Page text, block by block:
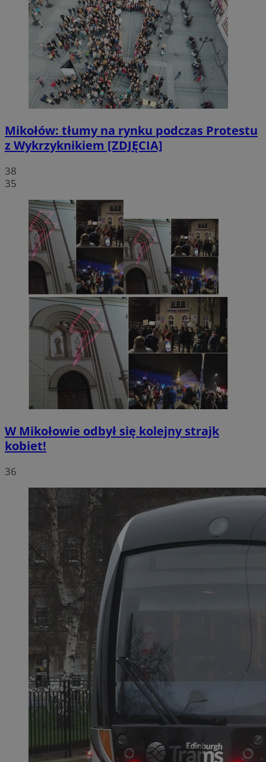
Mikołów: tłumy na rynku podczas Protestu
z Wykrzyknikiem [ZDJĘCIA]
38
35
W Mikołowie odbył się kolejny strajk
kobiet!
36